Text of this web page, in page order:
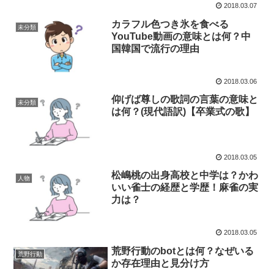
2018.03.07
未分類
カラフル色つき氷を食べる
YouTube動画の意味とは何？中
国韓国で流行の理由
2018.03.06
未分類
仰げば尊しの歌詞の言葉の意味と
は何？(現代語訳)【卒業式の歌】
2018.03.05
人物
松嶋桃の出身高校と中学は？かわ
いい雀士の経歴と学歴！麻雀の実
力は？
2018.03.05
荒野行動
荒野行動のbotとは何？なぜいる
か存在理由と見分け方